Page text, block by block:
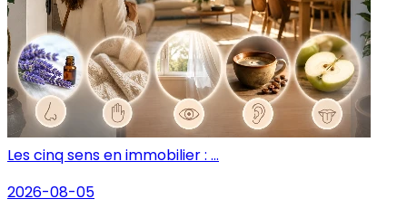
Les cinq sens en immobilier : ...
2026-08-05